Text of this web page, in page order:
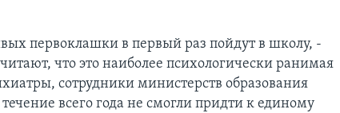
первоклашки в первый раз пойдут в школу, -
что это наиболее психологически ранимая
сотрудники министерств образования
всего года не смогли придти к единому